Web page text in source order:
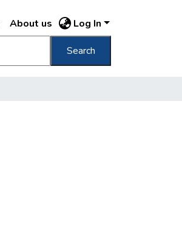
About us Log In
Search